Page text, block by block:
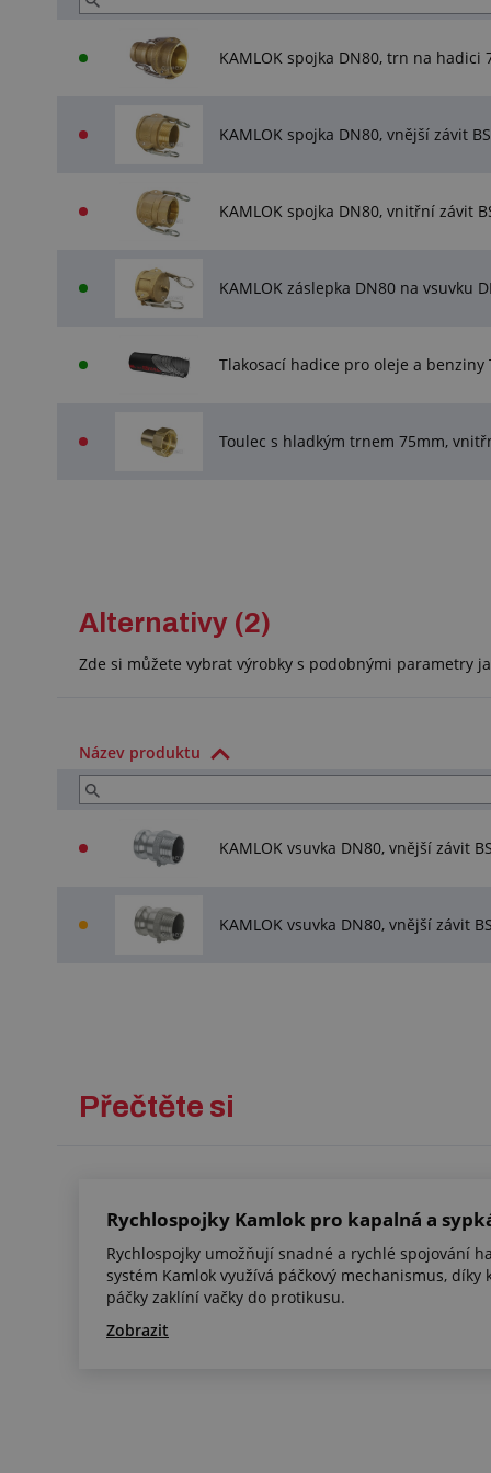
KAMLOK spojka DN80, trn na hadici
KAMLOK spojka DN80, vnější závit
KAMLOK spojka DN80, vnitřní závit
KAMLOK záslepka DN80 na vsuvku
Tlakosací hadice pro oleje a benziny
Toulec s hladkým trnem 75mm,
Alternativy (2)
Zde si můžete vybrat výrobky s podobnými parametry
Název produktu
KAMLOK vsuvka DN80, vnější závit
KAMLOK vsuvka DN80, vnější závit
Přečtěte si
Rychlospojky Kamlok pro kapalná a
Rychlospojky umožňují snadné a rychlé spojování
systém Kamlok využívá páčkový mechanismus,
páčky zaklíní vačky do protikusu.
Zobrazit